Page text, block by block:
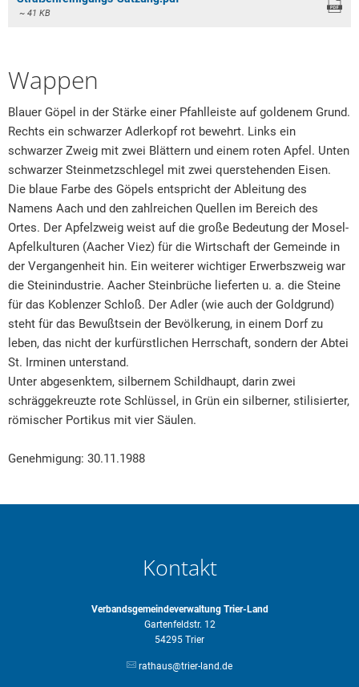
~ 41 KB
Wappen
Blauer Göpel in der Stärke einer Pfahlleiste auf goldenem Grund.
Rechts ein schwarzer Adlerkopf rot bewehrt. Links ein
schwarzer Zweig mit zwei Blättern und einem roten Apfel. Unten
schwarzer Steinmetzschlegel mit zwei querstehenden Eisen.
Die blaue Farbe des Göpels entspricht der Ableitung des
Namens Aach und den zahlreichen Quellen im Bereich des
Ortes. Der Apfelzweig weist auf die große Bedeutung der Mosel-
Apfelkulturen (Aacher Viez) für die Wirtschaft der Gemeinde in
der Vergangenheit hin. Ein weiterer wichtiger Erwerbszweig war
die Steinindustrie. Aacher Steinbrüche lieferten u. a. die Steine
für das Koblenzer Schloß. Der Adler (wie auch der Goldgrund)
steht für das Bewußtsein der Bevölkerung, in einem Dorf zu
leben, das nicht der kurfürstlichen Herrschaft, sondern der Abtei
St. Irminen unterstand.
Unter abgesenktem, silbernem Schildhaupt, darin zwei
schräggekreuzte rote Schlüssel, in Grün ein silberner, stilisierter,
römischer Portikus mit vier Säulen.
Genehmigung: 30.11.1988
Kontakt
Verbandsgemeindeverwaltung Trier-Land
Gartenfeldstr. 12
54295 Trier
rathaus@trier-land.de